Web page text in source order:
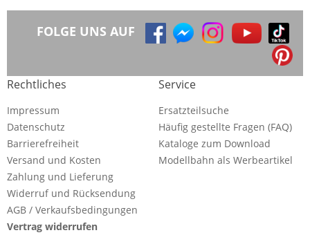
FOLGE UNS AUF
Rechtliches
Impressum
Datenschutz
Barrierefreiheit
Versand und Kosten
Zahlung und Lieferung
Widerruf und Rücksendung
AGB / Verkaufsbedingungen
Vertrag widerrufen
Service
Ersatzteilsuche
Häufig gestellte Fragen (FAQ)
Kataloge zum Download
Modellbahn als Werbeartikel